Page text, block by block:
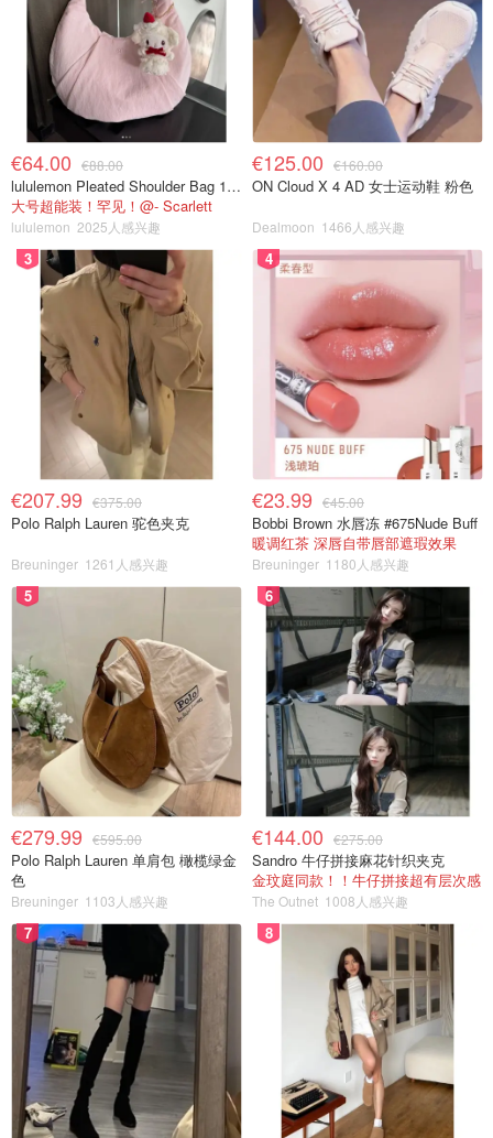
€64.00 €88.00
lululemon Pleated Shoulder Bag 10L 单肩包
大号超能装！罕见！@- Scarlett
lululemon 2025人感兴趣
€125.00 €160.00
ON Cloud X 4 AD 女士运动鞋 粉色
Dealmoon 1466人感兴趣
3
€207.99 €375.00
Polo Ralph Lauren 驼色夹克
Breuninger 1261人感兴趣
4
€23.99 €45.00
Bobbi Brown 水唇冻 #675Nude Buff
暖调红茶 深唇自带唇部遮瑕效果
Breuninger 1180人感兴趣
5
€279.99 €595.00
Polo Ralph Lauren 单肩包 橄榄绿金
色
Breuninger 1103人感兴趣
6
€144.00 €275.00
Sandro 牛仔拼接麻花针织夹克
金玟庭同款！！牛仔拼接超有层次感
The Outnet 1008人感兴趣
7 8